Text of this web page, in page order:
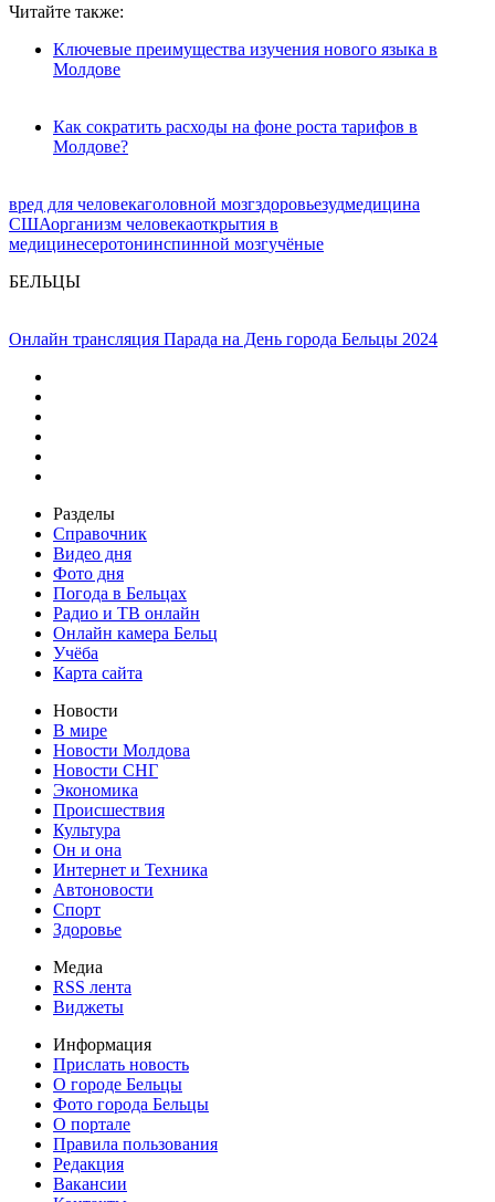
Читайте также:
Ключевые преимущества изучения нового языка в
Молдове
Как сократить расходы на фоне роста тарифов в
Молдове?
вред для человекаголовной мозгздоровьезудмедицина
СШАорганизм человекаоткрытия в
медицинесеротонинспинной мозгучёные
БЕЛЬЦЫ
Онлайн трансляция Парада на День города Бельцы 2024
Разделы
Справочник
Видео дня
Фото дня
Погода в Бельцах
Радио и ТВ онлайн
Онлайн камера Бельц
Учёба
Карта сайта
Новости
В мире
Новости Молдова
Новости СНГ
Экономика
Происшествия
Культура
Он и она
Интернет и Техника
Автоновости
Спорт
Здоровье
Медиа
RSS лента
Виджеты
Информация
Прислать новость
О городе Бельцы
Фото города Бельцы
О портале
Правила пользования
Редакция
Вакансии